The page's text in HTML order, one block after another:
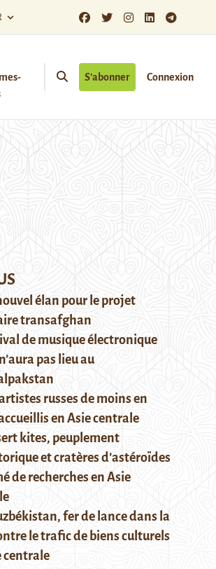
S’abonner Connexion
élan pour le projet
transafghan
de musique électronique
pas lieu au
russes de moins en
en Asie centrale
kites, peuplement
et cratères d’astéroïdes
de recherches en Asie
fer de lance dans la
le trafic de biens culturels
centrale